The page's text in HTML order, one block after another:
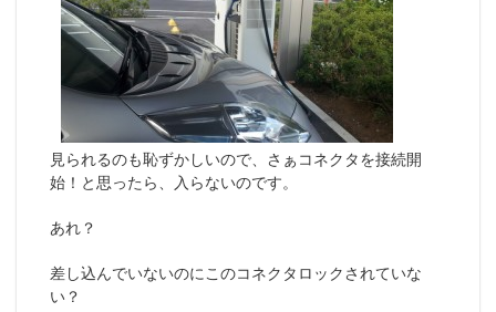
見られるのも恥ずかしいので、さぁコネクタを接続開
始！と思ったら、入らないのです。
あれ？
差し込んでいないのにこのコネクタロックされていな
い？